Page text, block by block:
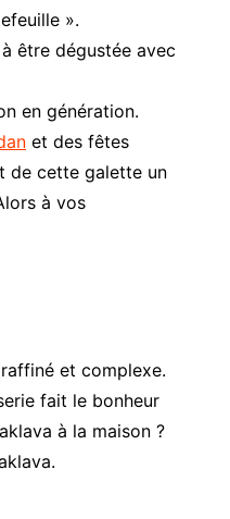
».
être dégustée avec
en génération.
et des fêtes
de cette galette un
à vos
et complexe.
fait le bonheur
à la maison ?